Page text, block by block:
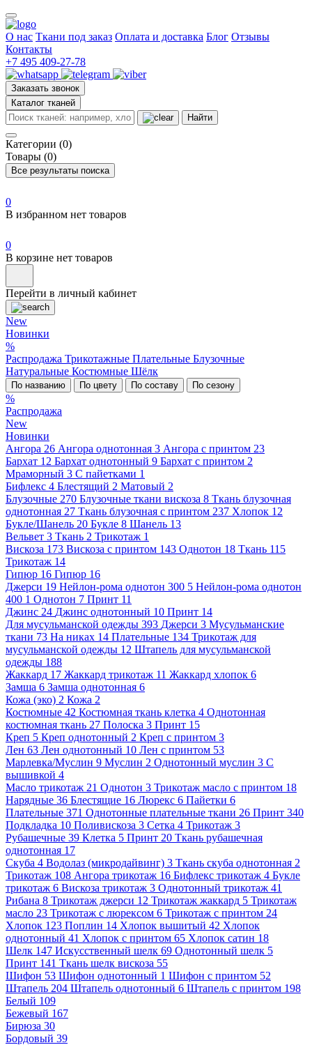
О нас Ткани под заказ Оплата и доставка Блог Отзывы
Контакты
+7 495 409-27-78
Заказать звонок
Каталог тканей
Найти
Категории (0)
Товары (0)
Все результаты поиска
0
В избранном нет товаров
0
В корзине нет товаров
Перейти в личный кабинет
New
Новинки
%
Распродажа Трикотажные Плательные Блузочные
Натуральные Костюмные Шёлк
По названию По цвету По составу По сезону
%
Распродажа
New
Новинки
Ангора 26 Ангора однотонная 3 Ангора с принтом 23
Бархат 12 Бархат однотонный 9 Бархат с принтом 2
Мраморный 3 С пайетками 1
Бифлекс 4 Блестящий 2 Матовый 2
Блузочные 270 Блузочные ткани вискоза 8 Ткань блузочная
однотонная 27 Ткань блузочная с принтом 237 Хлопок 12
Букле/Шанель 20 Букле 8 Шанель 13
Вельвет 3 Ткань 2 Трикотаж 1
Вискоза 173 Вискоза с принтом 143 Однотон 18 Ткань 115
Трикотаж 14
Гипюр 16 Гипюр 16
Джерси 19 Нейлон-рома однотон 300 5 Нейлон-рома однотон
400 1 Однотон 7 Принт 11
Джинс 24 Джинс однотонный 10 Принт 14
Для мусульманской одежды 393 Джерси 3 Мусульманские
ткани 73 На никах 14 Плательные 134 Трикотаж для
мусульманской одежды 12 Штапель для мусульманской
одежды 188
Жаккард 17 Жаккард трикотаж 11 Жаккард хлопок 6
Замша 6 Замша однотонная 6
Кожа (эко) 2 Кожа 2
Костюмные 42 Костюмная ткань клетка 4 Однотонная
костюмная ткань 27 Полоска 3 Принт 15
Креп 5 Креп однотонный 2 Креп с принтом 3
Лен 63 Лен однотонный 10 Лен с принтом 53
Марлевка/Муслин 9 Муслин 2 Однотонный муслин 3 С
вышивкой 4
Масло трикотаж 21 Однотон 3 Трикотаж масло с принтом 18
Нарядные 36 Блестящие 16 Люрекс 6 Пайетки 6
Плательные 371 Однотонные плательные ткани 26 Принт 340
Подкладка 10 Поливискоза 3 Сетка 4 Трикотаж 3
Рубашечные 39 Клетка 5 Принт 20 Ткань рубашечная
однотонная 17
Скуба 4 Водолаз (микродайвинг) 3 Ткань скуба однотонная 2
Трикотаж 108 Ангора трикотаж 16 Бифлекс трикотаж 4 Букле
трикотаж 6 Вискоза трикотаж 3 Однотонный трикотаж 41
Рибана 8 Трикотаж джерси 12 Трикотаж жаккард 5 Трикотаж
масло 23 Трикотаж с люрексом 6 Трикотаж с принтом 24
Хлопок 123 Поплин 14 Хлопок вышитый 42 Хлопок
однотонный 41 Хлопок с принтом 65 Хлопок сатин 18
Шелк 147 Искусственный шелк 69 Однотонный шелк 5
Принт 141 Ткань шелк вискоза 55
Шифон 53 Шифон однотонный 1 Шифон с принтом 52
Штапель 204 Штапель однотонный 6 Штапель с принтом 198
Белый 109
Бежевый 167
Бирюза 30
Бордовый 39